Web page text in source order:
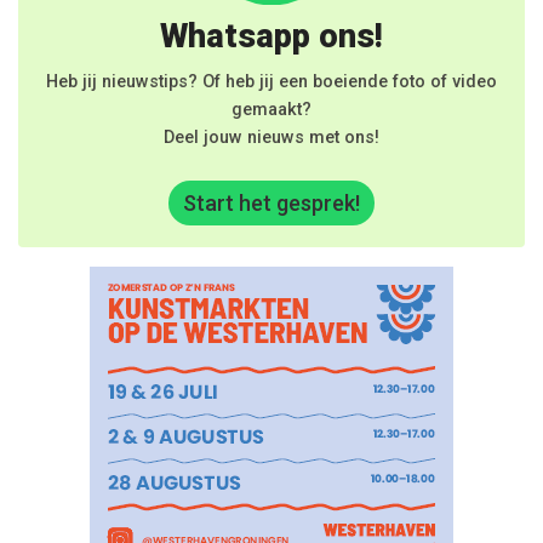
Whatsapp ons!
Heb jij nieuwstips? Of heb jij een boeiende foto of video
gemaakt?
Deel jouw nieuws met ons!
Start het gesprek!